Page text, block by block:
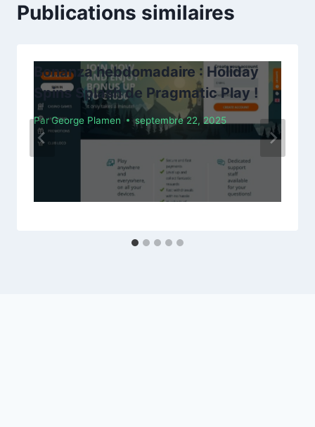
Publications similaires
Bonanza hebdomadaire : Holiday
Spins Splash de Pragmatic Play !
ParGeorge Plamen septembre 22, 2025